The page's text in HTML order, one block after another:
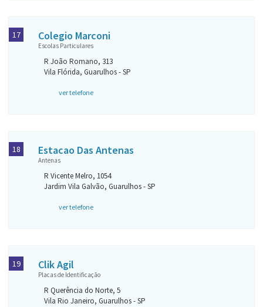
Colegio Marconi
Escolas Particulares
R João Romano, 313
Vila Flórida, Guarulhos - SP
ver telefone
17
Estacao Das Antenas
Antenas
R Vicente Melro, 1054
Jardim Vila Galvão, Guarulhos - SP
ver telefone
18
Clik Agil
Placas de Identificação
R Querência do Norte, 5
Vila Rio Janeiro, Guarulhos - SP
19